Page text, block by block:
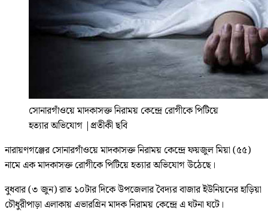
সোনারগাঁওয়ে মাদকাসক্ত নিরাময় কেন্দ্রে রোগীকে পিটিয়ে
হত্যার অভিযোগ |প্রতীকী ছবি
নারায়ণগঞ্জের সোনারগাঁওয়ে মাদকাসক্ত নিরাময় কেন্দ্রে ফয়জুল মিয়া (৫৫)
নামে এক মাদকাসক্ত রোগীকে পিটিয়ে হত্যার অভিযোগ উঠেছে।
বুধবার (৩ জুন) রাত ১০টার দিকে উপজেলার বৈদ্যর বাজার ইউনিয়নের হাড়িয়া
চৌধুরীপাড়া এলাকায় এভারগ্রিন মাদক নিরাময় কেন্দ্রে এ ঘটনা ঘটে।